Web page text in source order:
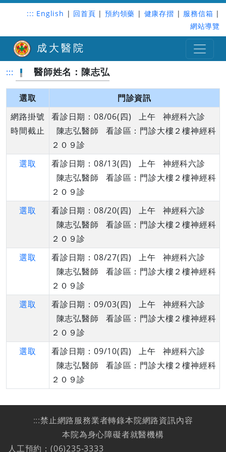
::: English | 回首頁 | 預約領藥 | 健康存摺 | 服務信箱 |
網站導覽
成大醫院
::: 醫師姓名：陳志弘
選取
門診資訊
網路掛號
時間截止
看診日期：08/06(四) 上午 神經科六診
陳志弘醫師 看診區：門診大樓２樓神經科
２０９診
選取
看診日期：08/13(四) 上午 神經科六診
陳志弘醫師 看診區：門診大樓２樓神經科
２０９診
選取
看診日期：08/20(四) 上午 神經科六診
陳志弘醫師 看診區：門診大樓２樓神經科
２０９診
選取
看診日期：08/27(四) 上午 神經科六診
陳志弘醫師 看診區：門診大樓２樓神經科
２０９診
選取
看診日期：09/03(四) 上午 神經科六診
陳志弘醫師 看診區：門診大樓２樓神經科
２０９診
選取
看診日期：09/10(四) 上午 神經科六診
陳志弘醫師 看診區：門診大樓２樓神經科
２０９診
:::禁止網路服務業者轉錄本院網路資訊內容
本院為身心障礙者就醫機構
人工預約：(06)235-3333